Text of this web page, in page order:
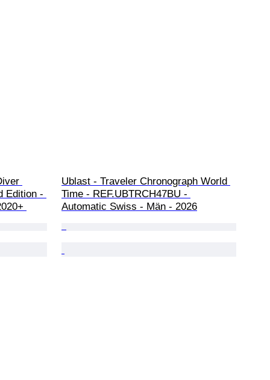
Edition -
Ublast - Traveler Chronograph World
Time - REF.UBTRCH47BU -
Automatic Swiss - Män - 2026